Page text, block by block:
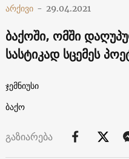
არქივი - 29.04.2021
ბაქოში, ომში
სასტიკად სცემეს
ჯემნიუსი
ბაქო
გაზიარება